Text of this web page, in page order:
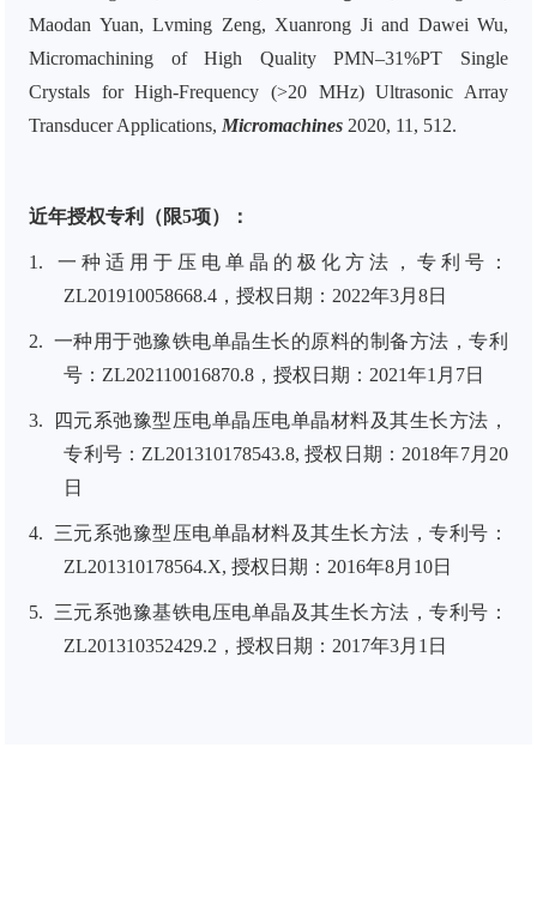
Maodan Yuan, Lvming Zeng, Xuanrong Ji and Dawei Wu,
Micromachining of High Quality PMN–31%PT Single
Crystals for High-Frequency (>20 MHz) Ultrasonic Array
Transducer Applications, Micromachines 2020, 11, 512.
近年授权专利（限5项）：
1.
一种适用于压电单晶的极化方法，专利号：
ZL201910058668.4，授权日期：2022年3月8日
2. 一种用于弛豫铁电单晶生长的原料的制备方法，专利
号： ZL202110016870.8 ，授权日期： 2021年1月7日
3.
四元系弛豫型压电单晶压电单晶材料及其生长方法，
专利号： ZL201310178543.8, 授权日期： 2018年7月 20
日
4.
三元系弛豫型压电单晶材料及其生长方法，专利号：
ZL201310178564.X, 授权日期： 2016年8月10日
5.
三元系弛豫基铁电压电单晶及其生长方法，专利号：
ZL201310352429.2 ，授权日期： 2017年3月1日